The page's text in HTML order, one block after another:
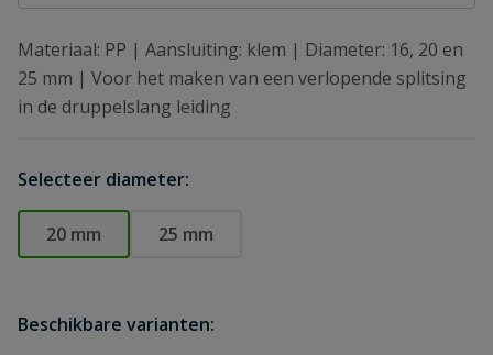
Materiaal: PP | Aansluiting: klem | Diameter: 16, 20 en
25 mm | Voor het maken van een verlopende splitsing
in de druppelslang leiding
Selecteer diameter:
20 mm 25 mm
Beschikbare varianten: